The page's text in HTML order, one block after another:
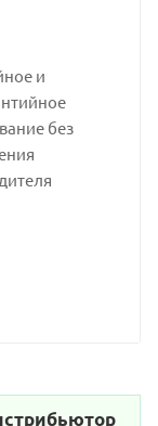
и
без